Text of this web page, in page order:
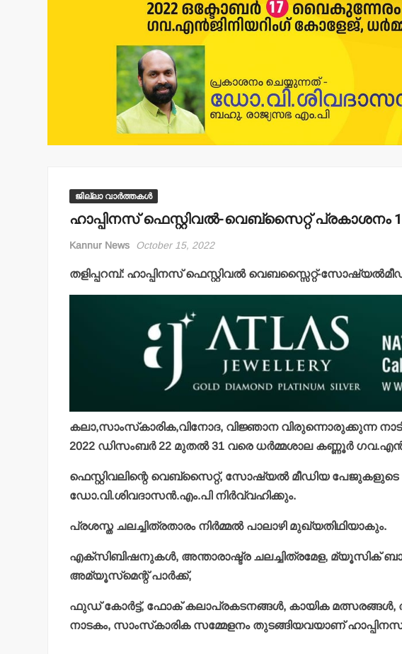
ജില്ലാ വാർത്തകൾ
ഹാപ്പിനസ് ഫെസ്റ്റിവല്‍-വെബ്‌സൈറ്റ് പ്രകാശനം
Kannur News October 15, 2022
തളിപ്പറമ്പ്: ഹാപ്പിനസ് ഫെസ്റ്റിവല്‍ വെബസ്സൈറ്റ്-
കലാ,സാംസ്‌കാരിക,വിനോദ, വിജ്ഞാന വിരുന്നൊരുക്കുന്ന
2022 ഡിസംബര്‍ 22 മുതല്‍ 31 വരെ ധര്‍മ്മശാല കണ്ണൂര്‍
ഫെസ്റ്റിവലിന്റെ വെബ്‌സൈറ്റ്, സോഷ്യല്‍ മീഡിയ പേജുകളുടെ
ഡോ.വി.ശിവദാസന്‍.എം.പി നിര്‍വ്വഹിക്കും.
പ്രശസ്ത ചലച്ചിത്രതാരം നിര്‍മ്മല്‍ പാലാഴി മുഖ്യതിഥിയാകും.
എക്‌സിബിഷനുകള്‍, അന്താരാഷ്ട്ര ചലച്ചിത്രമേള,
അമ്യൂസ്‌മെന്റ് പാര്‍ക്ക്,
ഫുഡ് കോര്‍ട്ട്, ഫോക് കലാപ്രകടനങ്ങള്‍, കായിക മത്സരങ്ങള്‍,
നാടകം, സാംസ്‌കാരിക സമ്മേളനം തുടങ്ങിയവയാണ്